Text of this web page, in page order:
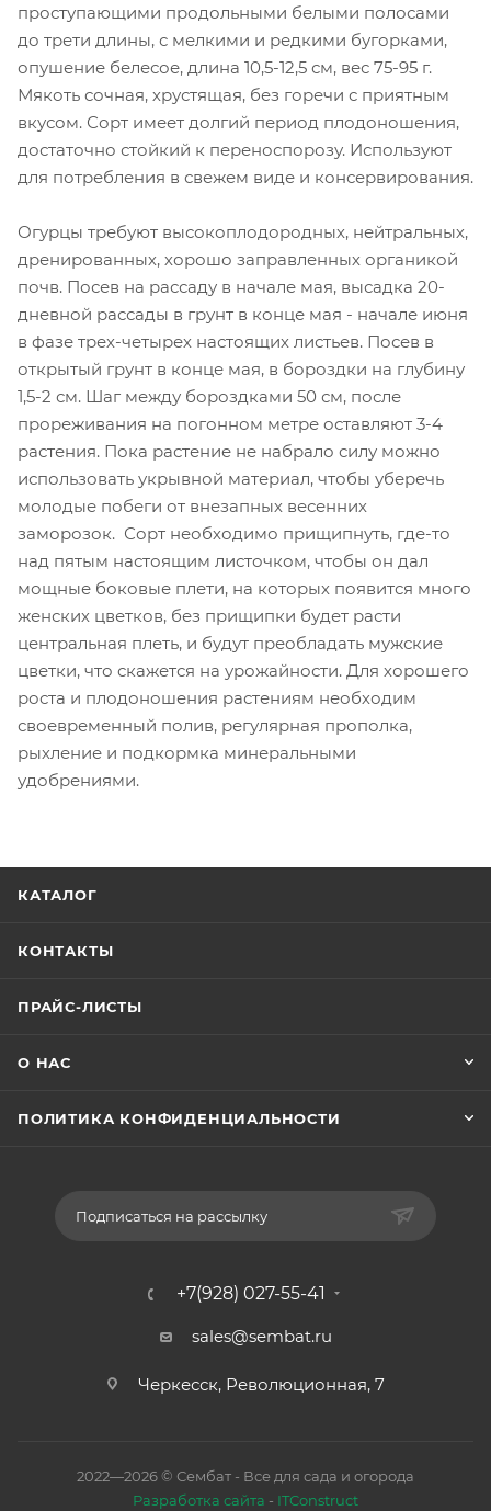
проступающими продольными белыми полосами
до трети длины, с мелкими и редкими бугорками,
опушение белесое, длина 10,5-12,5 см, вес 75-95 г.
Мякоть сочная, хрустящая, без горечи с приятным
вкусом. Сорт имеет долгий период плодоношения,
достаточно стойкий к переноспорозу. Используют
для потребления в свежем виде и консервирования.
Огурцы требуют высокоплодородных, нейтральных,
дренированных, хорошо заправленных органикой
почв. Посев на рассаду в начале мая, высадка 20-
дневной рассады в грунт в конце мая - начале июня
в фазе трех-четырех настоящих листьев. Посев в
открытый грунт в конце мая, в бороздки на глубину
1,5-2 см. Шаг между бороздками 50 см, после
прореживания на погонном метре оставляют 3-4
растения. Пока растение не набрало силу можно
использовать укрывной материал, чтобы уберечь
молодые побеги от внезапных весенних
заморозок. Сорт необходимо прищипнуть, где-то
над пятым настоящим листочком, чтобы он дал
мощные боковые плети, на которых появится много
женских цветков, без прищипки будет расти
центральная плеть, и будут преобладать мужские
цветки, что скажется на урожайности. Для хорошего
роста и плодоношения растениям необходим
своевременный полив, регулярная прополка,
рыхление и подкормка минеральными
удобрениями.
КАТАЛОГ
КОНТАКТЫ
ПРАЙС-ЛИСТЫ
О НАС
ПОЛИТИКА КОНФИДЕНЦИАЛЬНОСТИ
Подписаться на рассылку
+7(928) 027-55-41
sales@sembat.ru
Черкесск, Революционная, 7
2022—2026 © Сембат - Все для сада и огорода
Разработка сайта - ITConstruct